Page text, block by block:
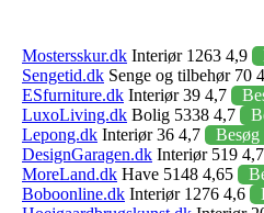
Mostersskur.dk Interiør 1263 4,9
Sengetid.dk Senge og tilbehør 70
ESfurniture.dk Interiør 39 4,7
LuxoLiving.dk Bolig 5338 4,7
Lepong.dk Interiør 36 4,7
Besøg
DesignGaragen.dk Interiør 519 4,7
MoreLand.dk Have 5148 4,65
Boboonline.dk Interiør 1276 4,6